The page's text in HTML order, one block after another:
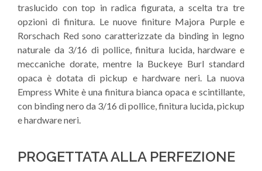
traslucido con top in radica figurata, a scelta tra tre
opzioni di finitura. Le nuove finiture Majora Purple e
Rorschach Red sono caratterizzate da binding in legno
naturale da 3/16 di pollice, finitura lucida, hardware e
meccaniche dorate, mentre la Buckeye Burl standard
opaca è dotata di pickup e hardware neri. La nuova
Empress White è una finitura bianca opaca e scintillante,
con binding nero da 3/16 di pollice, finitura lucida, pickup
e hardware neri.
PROGETTATA ALLA PERFEZIONE